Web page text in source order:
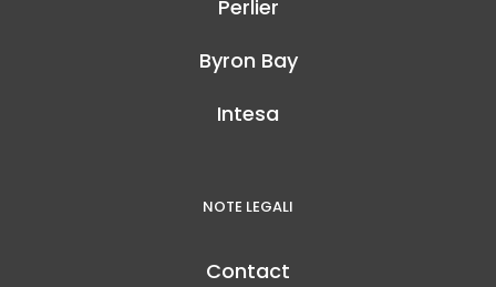
Perlier
Byron Bay
Intesa
NOTE LEGALI
Contact